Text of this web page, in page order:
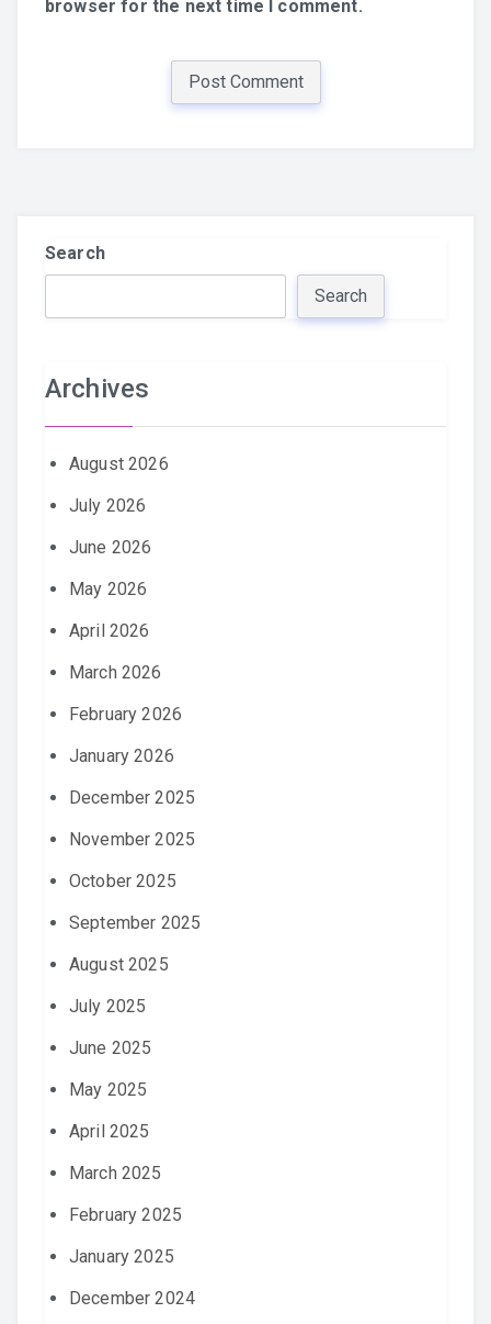
browser for the next time I comment.
Search
Search
Archives
August 2026
July 2026
June 2026
May 2026
April 2026
March 2026
February 2026
January 2026
December 2025
November 2025
October 2025
September 2025
August 2025
July 2025
June 2025
May 2025
April 2025
March 2025
February 2025
January 2025
December 2024